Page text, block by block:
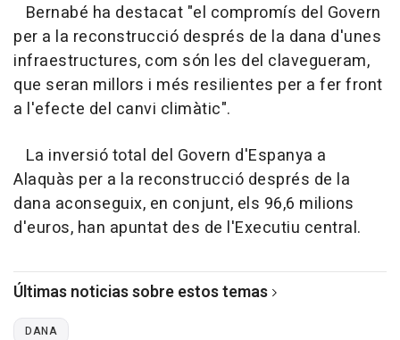
Bernabé ha destacat "el compromís del Govern
per a la reconstrucció després de la dana d'unes
infraestructures, com són les del clavegueram,
que seran millors i més resilientes per a fer front
a l'efecte del canvi climàtic".
La inversió total del Govern d'Espanya a
Alaquàs per a la reconstrucció després de la
dana aconseguix, en conjunt, els 96,6 milions
d'euros, han apuntat des de l'Executiu central.
Últimas noticias sobre estos temas
DANA